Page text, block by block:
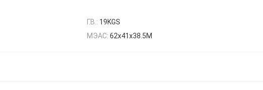
Г.В.: 19KGS
МЭАС: 62х41х38.5М